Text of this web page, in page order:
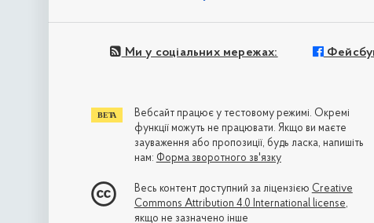
Ми у соціальних мережах:
Вебсайт працює у тестовому режимі. Окремі
функції можуть не працювати. Якщо ви маєте
зауваження або пропозиції, будь ласка, напишіть
нам: Форма зворотного зв'язку
Весь контент доступний за ліцензією Creative
Commons Attribution 4.0 International license,
якщо не зазначено інше